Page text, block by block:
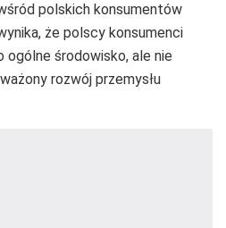
polskich konsumentów
że polscy konsumenci
ogólne środowisko, ale nie
rozwój przemysłu